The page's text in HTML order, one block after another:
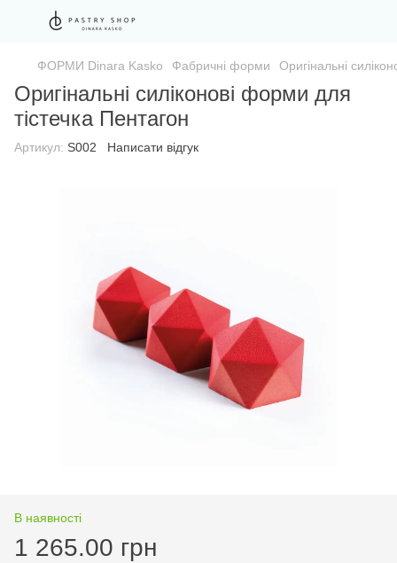
ФОРМИ Dinara Kasko Фабричні форми Оригінальні
Оригінальні силіконові форми для
тістечка Пентагон
Артикул: S002 Написати відгук
В наявності
1 265.00 грн